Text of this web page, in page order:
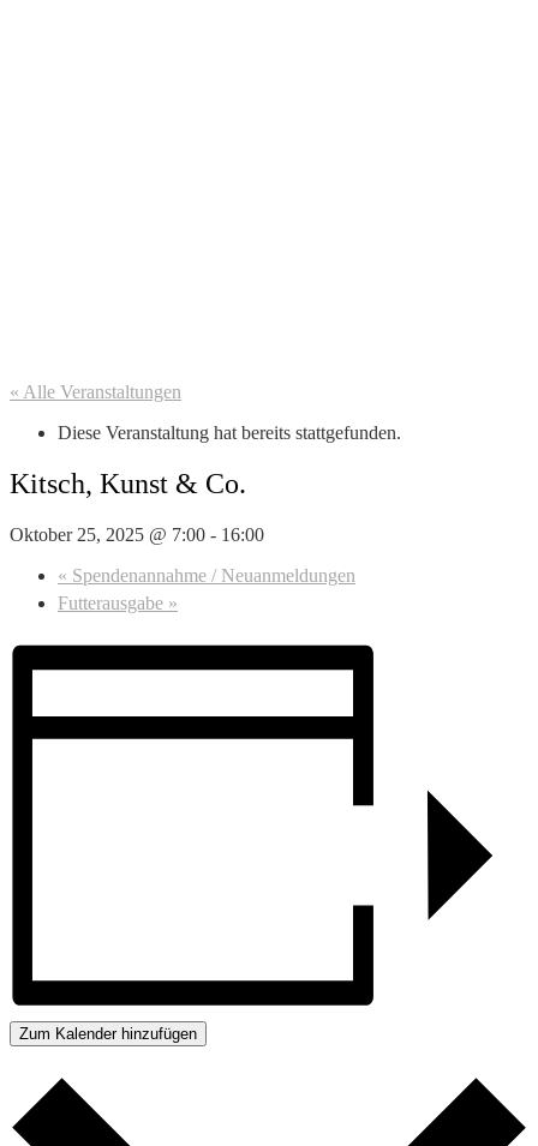
« Alle Veranstaltungen
Diese Veranstaltung hat bereits stattgefunden.
Kitsch, Kunst & Co.
Oktober 25, 2025 @ 7:00 - 16:00
« Spendenannahme / Neuanmeldungen
Futterausgabe »
Zum Kalender hinzufügen